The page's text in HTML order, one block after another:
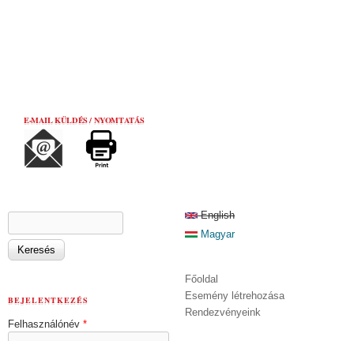
E-MAIL KÜLDÉS / NYOMTATÁS
KERESÉS ŰRLAP
BEJELENTKEZÉS
Felhasználónév *
English
Magyar
Főoldal
Esemény létrehozása
Rendezvényeink